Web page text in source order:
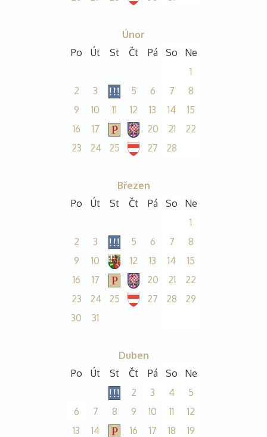
Únor
Po
Út St Čt Pá So
Ne
1
2
3 5 6 7
8
9
10 11 12 13 14
15
16
17 20 21
22
23
24 25 27 28
Březen
Po
Út St Čt Pá So
Ne
1
2
3 5 6 7
8
9
10 12 13 14
15
16
17 20 21
22
23
24 25 27 28
29
30
31
Duben
Po
Út St Čt Pá So
Ne
2
3 4
5
6
7 8 9 10 11
12
13
14 16 17 18
19